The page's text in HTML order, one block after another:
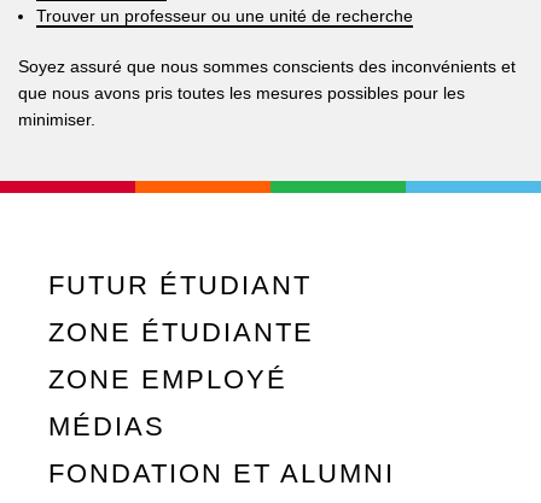
Trouver un professeur ou une unité de recherche
Soyez assuré que nous sommes conscients des inconvénients et
que nous avons pris toutes les mesures possibles pour les
minimiser.
FUTUR ÉTUDIANT
ZONE ÉTUDIANTE
ZONE EMPLOYÉ
MÉDIAS
FONDATION ET ALUMNI